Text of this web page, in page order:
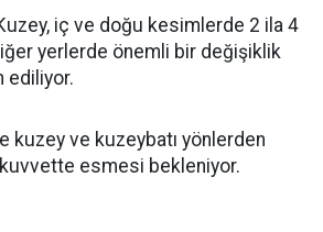
iç ve doğu kesimlerde 2 ila 4
yerlerde önemli bir değişiklik
ediliyor.
kuzey ve kuzeybatı yönlerden
esmesi bekleniyor.